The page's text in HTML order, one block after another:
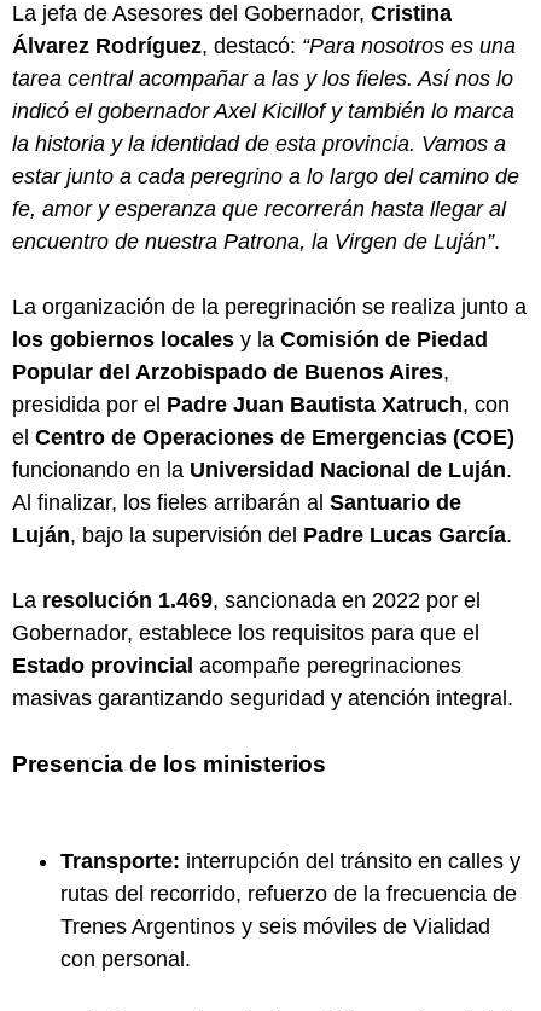
La jefa de Asesores del Gobernador, Cristina
Álvarez Rodríguez, destacó: “Para nosotros es una
tarea central acompañar a las y los fieles. Así nos lo
indicó el gobernador Axel Kicillof y también lo marca
la historia y la identidad de esta provincia. Vamos a
estar junto a cada peregrino a lo largo del camino de
fe, amor y esperanza que recorrerán hasta llegar al
encuentro de nuestra Patrona, la Virgen de Luján”.
La organización de la peregrinación se realiza junto a
los gobiernos locales y la Comisión de Piedad
Popular del Arzobispado de Buenos Aires,
presidida por el Padre Juan Bautista Xatruch, con
el Centro de Operaciones de Emergencias (COE)
funcionando en la Universidad Nacional de Luján.
Al finalizar, los fieles arribarán al Santuario de
Luján, bajo la supervisión del Padre Lucas García.
La resolución 1.469, sancionada en 2022 por el
Gobernador, establece los requisitos para que el
Estado provincial acompañe peregrinaciones
masivas garantizando seguridad y atención integral.
Presencia de los ministerios
Transporte: interrupción del tránsito en calles y
rutas del recorrido, refuerzo de la frecuencia de
Trenes Argentinos y seis móviles de Vialidad
con personal.